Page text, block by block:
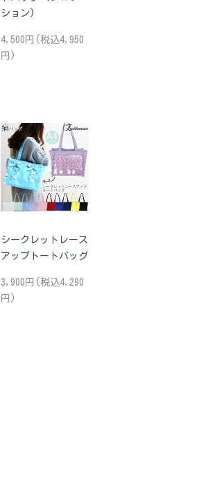
ション)
4,500円(税込4,950
円)
シークレットレース
アップトートバッグ
3,900円(税込4,290
円)